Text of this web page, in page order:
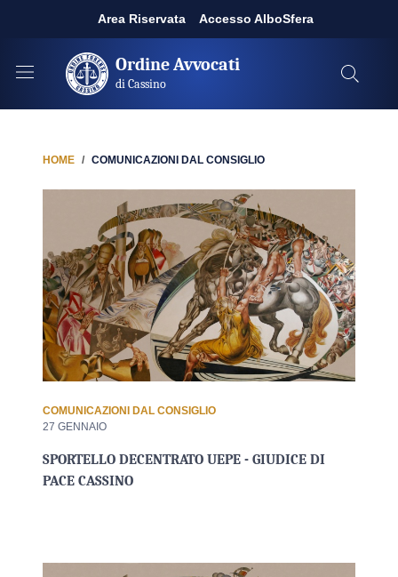
Area Riservata Accesso AlboSfera
Ordine Avvocati
di Cassino
HOME COMUNICAZIONI DAL CONSIGLIO
COMUNICAZIONI DAL CONSIGLIO
27 GENNAIO
SPORTELLO DECENTRATO UEPE - GIUDICE DI
PACE CASSINO